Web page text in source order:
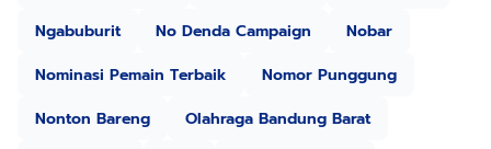
Ngabuburit
No Denda Campaign
Nobar
Nominasi Pemain Terbaik
Nomor Punggung
Nonton Bareng
Olahraga Bandung Barat